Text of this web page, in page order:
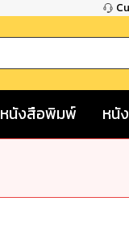
หนังสือพิมพ์ หนั